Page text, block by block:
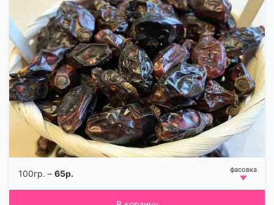
100гр. – 65р.